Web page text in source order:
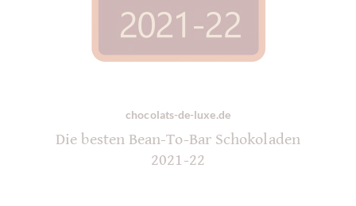
chocolats-de-luxe.de
Die besten Bean-To-Bar Schokoladen
2021-22